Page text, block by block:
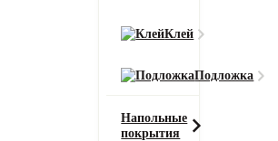
Клей
Подложка
Напольные
покрытия
Ковровая плитка IVC Creative Spark 621